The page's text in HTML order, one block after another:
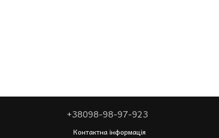
+38098-98-97-923
Контактна інформація